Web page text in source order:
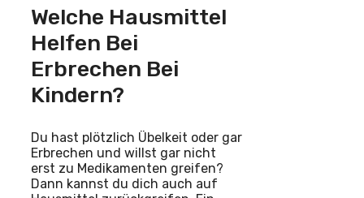
Welche Hausmittel
Helfen Bei
Erbrechen Bei
Kindern?
Du hast plötzlich Übelkeit oder gar
Erbrechen und willst gar nicht
erst zu Medikamenten greifen?
Dann kannst du dich auch auf